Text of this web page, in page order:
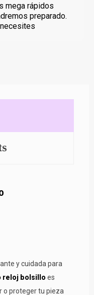
mega rápidos
preparado.
y cuidada para
reloj bolsillo es
o proteger tu pieza